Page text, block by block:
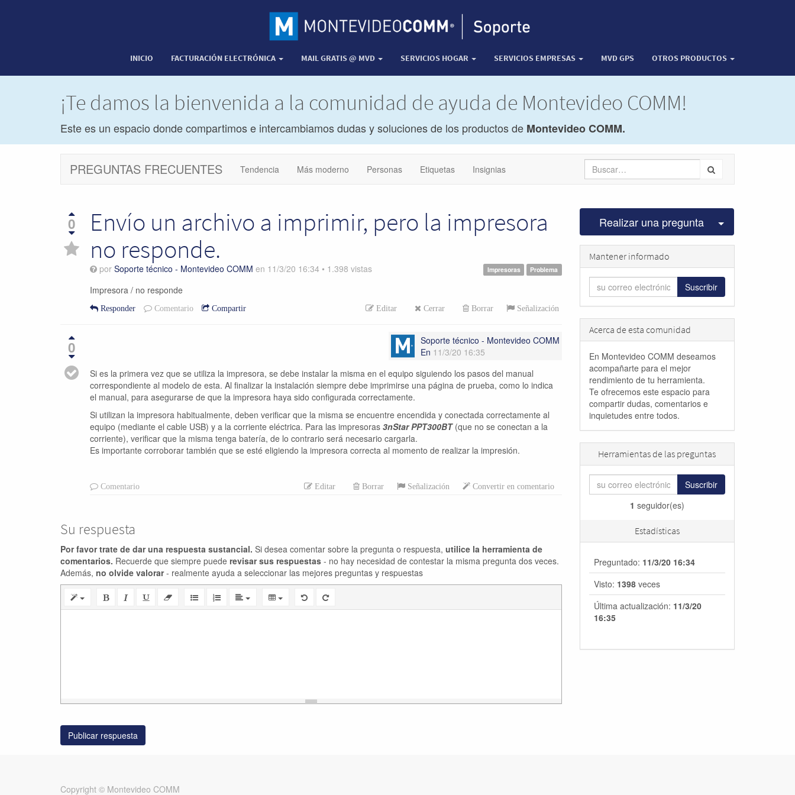
INICIO FACTURACIÓN ELECTRÓNICA MAIL GRATIS @ MVD SERVICIOS HOGAR SERVICIOS EMPRESAS MVD GPS OTROS PRODUCTOS
¡Te damos la bienvenida a la comunidad de ayuda de Montevideo COMM!
Este es un espacio donde compartimos e intercambiamos dudas y soluciones de los productos de Montevideo COMM.
PREGUNTAS FRECUENTES Tendencia Más moderno Personas Etiquetas Insignias
0
Envío un archivo a imprimir, pero la impresora
no responde.
Impresoras Problema
por Soporte técnico - Montevideo COMM en 11/3/20 16:34 • 1.398 vistas
Impresora / no responde
Editar Cerrar Borrar Señalización
Responder Comentario Compartir
0
Soporte técnico - Montevideo COMM
En 11/3/20 16:35
Si es la primera vez que se utiliza la impresora, se debe instalar la misma en el equipo siguiendo los pasos del manual
correspondiente al modelo de esta. Al finalizar la instalación siempre debe imprimirse una página de prueba, como lo indica
el manual, para asegurarse de que la impresora haya sido configurada correctamente.
Si utilizan la impresora habitualmente, deben verificar que la misma se encuentre encendida y conectada correctamente al
equipo (mediante el cable USB) y a la corriente eléctrica. Para las impresoras 3nStar PPT300BT(que no se conectan a la
corriente), verificar que la misma tenga batería, de lo contrario será necesario cargarla.
Es importante corroborar también que se esté eligiendo la impresora correcta al momento de realizar la impresión.
Editar Borrar Señalización Convertir en comentario
Comentario
Su respuesta
Por favor trate de dar una respuesta sustancial. Si desea comentar sobre la pregunta o respuesta, utilice la herramienta de
comentarios. Recuerde que siempre puede revisar sus respuestas - no hay necesidad de contestar la misma pregunta dos veces.
Además, no olvide valorar- realmente ayuda a seleccionar las mejores preguntas y respuestas
Publicar respuesta
Realizar una pregunta Seleccionar
Mantener informado
Suscribir
Acerca de esta comunidad
En Montevideo COMM deseamos
acompañarte para el mejor
rendimiento de tu herramienta.
Te ofrecemos este espacio para
compartir dudas, comentarios e
inquietudes entre todos.
Herramientas de las preguntas
Suscribir
1 seguidor(es)
Estadísticas
Preguntado: 11/3/20 16:34
Visto: 1398 veces
Última actualización: 11/3/20
16:35
Copyright © Montevideo COMM